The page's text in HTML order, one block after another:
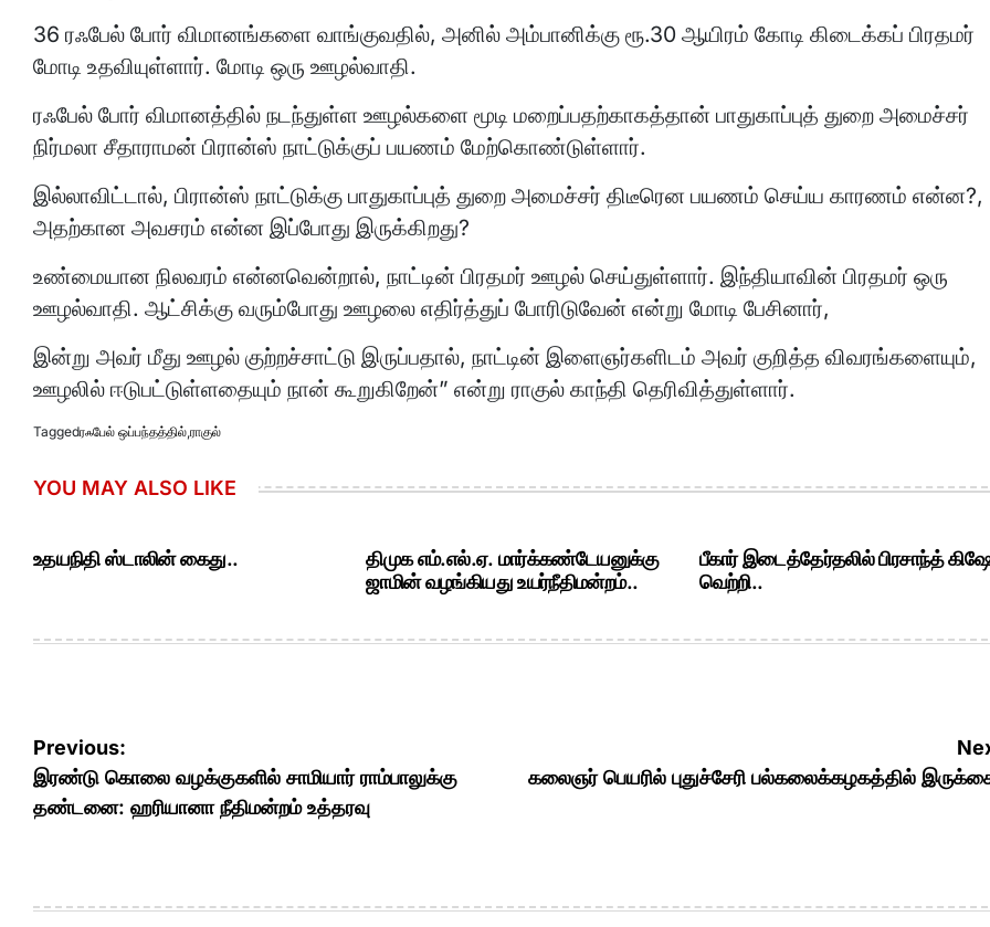
36 ரஃபேல் போர் விமானங்களை வாங்குவதில், அனில் அம்பானிக்கு ரூ.30 ஆயிரம் கோடி கிடைக்கப் பிரதமர்
மோடி உதவியுள்ளார். மோடி ஒரு ஊழல்வாதி.
ரஃபேல் போர் விமானத்தில் நடந்துள்ள ஊழல்களை மூடி மறைப்பதற்காகத்தான் பாதுகாப்புத் துறை அமைச்சர்
நிர்மலா சீதாராமன் பிரான்ஸ் நாட்டுக்குப் பயணம் மேற்கொண்டுள்ளார்.
இல்லாவிட்டால், பிரான்ஸ் நாட்டுக்கு பாதுகாப்புத் துறை அமைச்சர் திடீரென பயணம் செய்ய காரணம் என்ன?,
அதற்கான அவசரம் என்ன இப்போது இருக்கிறது?
உண்மையான நிலவரம் என்னவென்றால், நாட்டின் பிரதமர் ஊழல் செய்துள்ளார். இந்தியாவின் பிரதமர் ஒரு
ஊழல்வாதி. ஆட்சிக்கு வரும்போது ஊழலை எதிர்த்துப் போரிடுவேன் என்று மோடி பேசினார்,
இன்று அவர் மீது ஊழல் குற்றச்சாட்டு இருப்பதால், நாட்டின் இளைஞர்களிடம் அவர் குறித்த விவரங்களையும்,
ஊழலில் ஈடுபட்டுள்ளதையும் நான் கூறுகிறேன்” என்று ராகுல் காந்தி தெரிவித்துள்ளார்.
Taggedரஃபேல் ஒப்பந்தத்தில்,ராகுல்
YOU MAY ALSO LIKE
உதயநிதி ஸ்டாலின் கைது..
திமுக எம்.எல்.ஏ. மார்க்கண்டேயனுக்கு
ஜாமின் வழங்கியது உயர்நீதிமன்றம்..
பீகார் இடைத்தேர்தலில் பிரசாந்த்
வெற்றி..
Post
navigation
Previous:
இரண்டு கொலை வழக்குகளில் சாமியார் ராம்பாலுக்கு
தண்டனை: ஹரியானா நீதிமன்றம் உத்தரவு
கலைஞர் பெயரில் புதுச்சேரி பல்கலைக்கழகத்தில்